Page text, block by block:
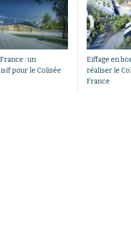
: un
pour le Colisée
Eiffage en
réaliser le
France